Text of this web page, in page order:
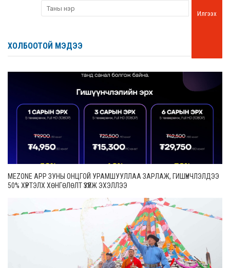
Илгээх
ХОЛБООТОЙ МЭДЭЭ
MEZONE APP ЗУНЫ ОНЦГОЙ УРАМШУУЛЛАА ЗАРЛАЖ, ГИШҮҮНЧЛЭЛДЭЭ
50% ХҮРТЭЛХ ХӨНГӨЛӨЛТ ҮЗҮҮЛЖ ЭХЭЛЛЭЭ